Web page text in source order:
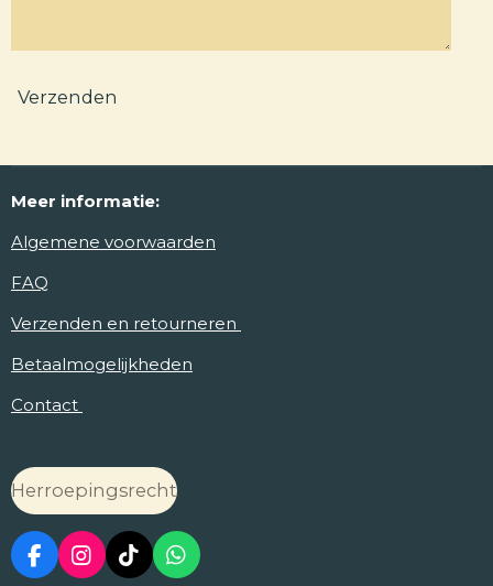
Verzenden
Meer informatie:
Algemene voorwaarden
FAQ
Verzenden en retourneren
Betaalmogelijkheden
Contact
Herroepingsrecht
F
I
T
W